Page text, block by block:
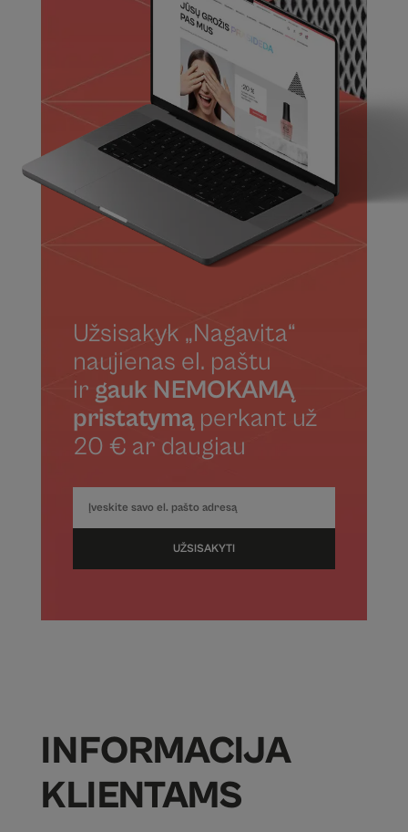
Užsisakyk „Nagavita“
naujienas el. paštu
ir gauk NEMOKAMĄ
pristatymąperkant už
20 € ar daugiau
UŽSISAKYTI
INFORMACIJA
KLIENTAMS